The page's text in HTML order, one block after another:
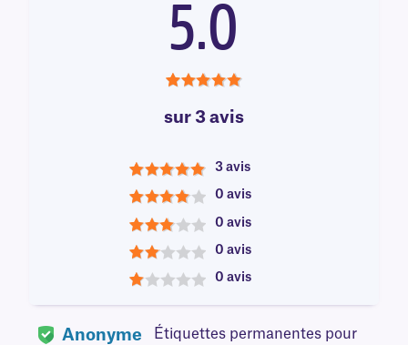
5.0
sur 3 avis
5
3 avis
4
0 avis
3
0 avis
2
0 avis
0 avis
Anonyme
Étiquettes permanentes pour